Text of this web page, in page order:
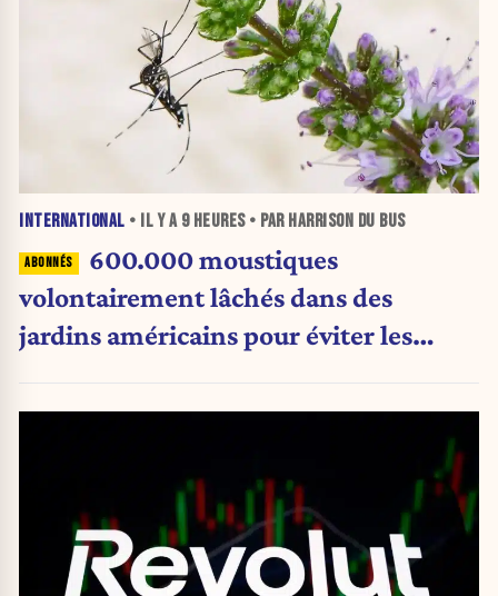
INTERNATIONAL • IL Y A 9 HEURES• PAR HARRISON DU BUS
600.000 moustiques
volontairement lâchés dans des
jardins américains pour éviter les